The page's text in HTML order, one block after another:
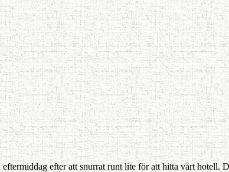
efter att snurrat runt lite för att hitta vårt